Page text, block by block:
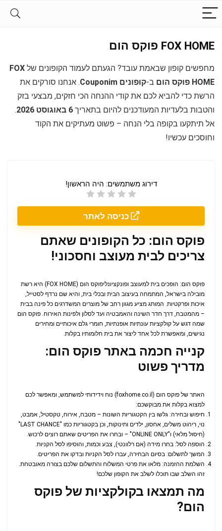
FOX HOME פוקס הום
מחפשים קופון שבאמת עובד? הגעתם לעמוד הקופונים של FOX
HOME פוקס הום
ב-קופונים Couponim
. אנחנו סורקים את
הרשת כדי להביא לכם את קודי ההנחה הכי חזקים, מבצעי בזק
והטבות בלעדיות המעודכנים להיום בתאריך 6 באוגוסט 2026
.
אל תיתקעו בקופה בלי הנחה – פשוט מעתיקים את הקוד
וחוסכים עכשיו!
דירוג משתמשים: היה הראשון!
כניסה לאתר
פוקס הום: כל הקופונים שאתם
צריכים לבית מעוצב וחסכוני!
פוקס הום: הופכים בית למעוצב ופונקציונליפוקס הום (FOX HOME) היא רשת
מובילה בישראל, המתמחה בעיצוב הבית ובכלי בית, והיא שם נרדף לסטייל,
איכות ופרקטיות. המותג מציע מגוון רחב של מוצרים המשדרגים כל פינה בבית
– מהמטבח, דרך חדר השינה והאמבטיה ועד לסלון ולפינות האירוח. פוקס הום
שמה דגש על קולקציות עונתיות אופנתיות, חומרי גלם איכותיים ומחירים
נגישים, ומאפשרת לכל אחד ליצור את בית חלומותיו בקלות.
קנייה חכמה באתר פוקס הום:
מדריך פשוט
האתר של פוקס הום (foxhome.co.il) נוח וידידותי למשתמש, ומאפשר לכם
למצוא בקלות את מבוקשכם:
חיפוש ובחירה: גלשו בין הקטגוריות השונות – מטבח, אירוח, טקסטיל, אמבט,
נוי, ריהוט משלים, אחסון, ילדים ותינוקות, וכן בקטגוריות כמו "LAST CHANCE"
(חיסול מלאי) ו"ONLINE ONLY" – ובחרו את הפריטים שאתם רוצים לרכוש.
הוספה לסל: בחרו מידה (אם רלוונטי), צבע וכמות, והוסיפו לסל הקניות.
המשך לתשלום: בסיום הבחירה, עברו לסל הקניות ובדקו את הפריטים.
השלמת ההזמנה: מלאו את פרטי המשלוח והתשלום שלכם בצורה מאובטחת.
זהו השלב שבו תוכלו לשלב את הקופון שלכם!
מה תמצאו בקולקציות של פוקס
הום?